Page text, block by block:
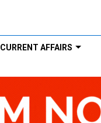
CURRENT AFFAIRS